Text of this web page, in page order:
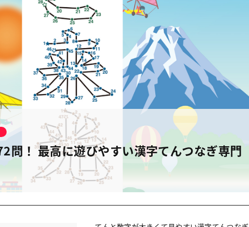
問！ 最高に遊びやすい漢字てんつなぎ専門